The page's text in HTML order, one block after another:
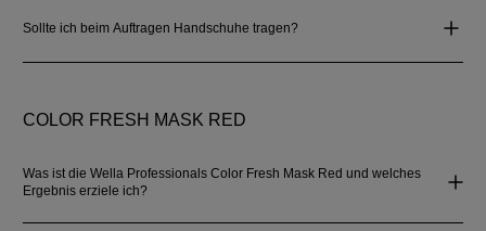
Sollte ich beim Auftragen Handschuhe tragen?
COLOR FRESH MASK RED
Was ist die Wella Professionals Color Fresh Mask Red und welches
Ergebnis erziele ich?